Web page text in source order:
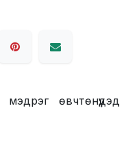
өвчтөнүүдэд